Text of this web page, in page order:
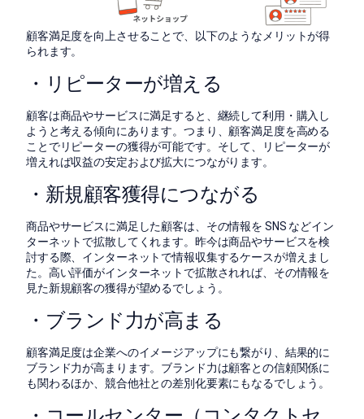
顧客満足度を向上させることで、以下のようなメリットが得
られます。
・リピーターが増える
顧客は商品やサービスに満足すると、継続して利用・購入し
ようと考える傾向にあります。つまり、顧客満足度を高める
ことでリピーターの獲得が可能です。そして、リピーターが
増えれば収益の安定および拡大につながります。
・新規顧客獲得につながる
商品やサービスに満足した顧客は、その情報を SNS などイン
ターネットで拡散してくれます。昨今は商品やサービスを検
討する際、インターネットで情報収集するケースが増えまし
た。高い評価がインターネットで拡散されれば、その情報を
見た新規顧客の獲得が望めるでしょう。
・ブランド力が高まる
顧客満足度は企業へのイメージアップにも繋がり、結果的に
ブランド力が高まります。ブランド力は顧客との信頼関係に
も関わるほか、競合他社との差別化要素にもなるでしょう。